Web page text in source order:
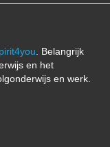
. Belangrijk
en het
en werk.